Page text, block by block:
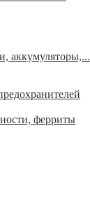
аккумуляторы,...
ферриты